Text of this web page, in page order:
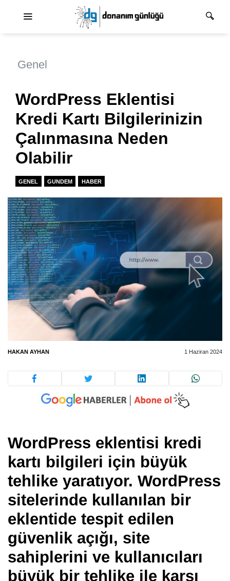
Genel
WordPress Eklentisi
Kredi Kartı Bilgilerinizin
Çalınmasına Neden
Olabilir
GENEL GUNDEM HABER
HAKAN AYHAN 1 Haziran 2024
WordPress eklentisi kredi
kartı bilgileri için büyük
tehlike yaratıyor. WordPress
sitelerinde kullanılan bir
eklentide tespit edilen
güvenlik açığı, site
sahiplerini ve kullanıcıları
büyük bir tehlike ile karşı